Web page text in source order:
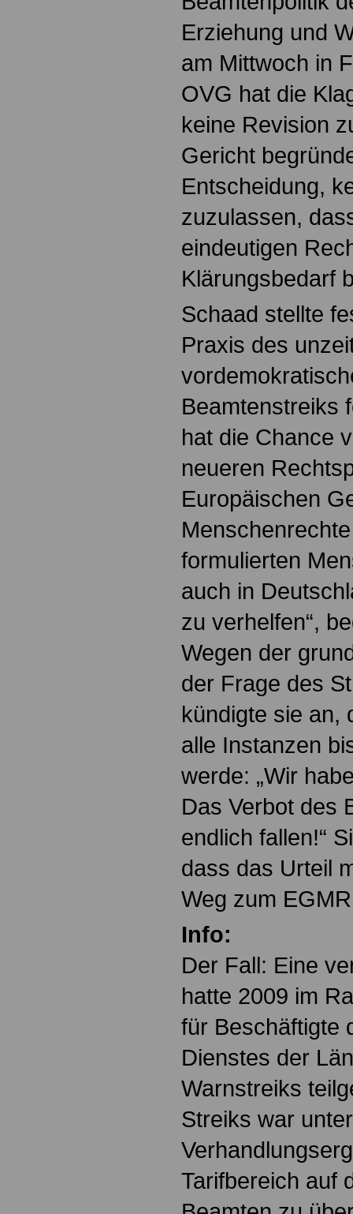
Erziehung und
am Mittwoch in
OVG hat die
keine Revision
Gericht
Entscheidung,
zuzulassen,
eindeutigen
Klärungsbedarf
Schaad stellte
Praxis des
Beamtenstreiks
hat die Chance
neueren
Europäischen
formulierten
auch in
zu verhelfen“,
Wegen der
der Frage des
kündigte sie an,
alle Instanzen
werde: „Wir
Das Verbot des
endlich fallen!“
dass das Urteil
Weg zum
Info:
Der Fall: Eine
hatte 2009 im
für Beschäftigte
Dienstes der
Warnstreiks
Streiks war
Tarifbereich auf